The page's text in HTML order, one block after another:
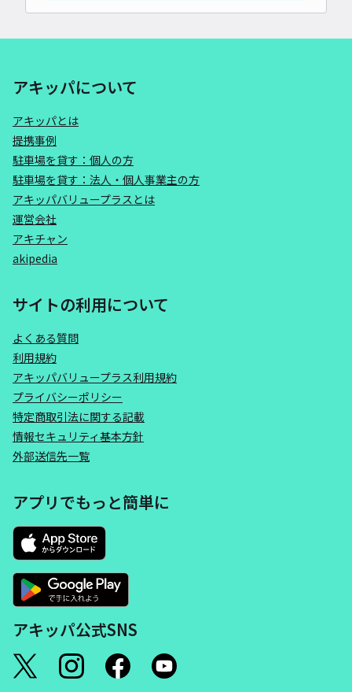
アキッパについて
アキッパとは
提携事例
駐車場を貸す：個人の方
駐車場を貸す：法人・個人事業主の方
アキッパバリュープラスとは
運営会社
アキチャン
akipedia
サイトの利用について
よくある質問
利用規約
アキッパバリュープラス利用規約
プライバシーポリシー
特定商取引法に関する記載
情報セキュリティ基本方針
外部送信先一覧
アプリでもっと簡単に
アキッパ公式SNS